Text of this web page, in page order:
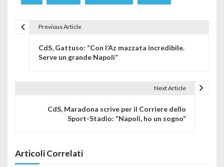
Previous Article
CdS, Gattuso: “Con l’Az mazzata incredibile.
Serve un grande Napoli”
Next Article
CdS, Maradona scrive per il Corriere dello
Sport-Stadio: “Napoli, ho un sogno”
Articoli Correlati